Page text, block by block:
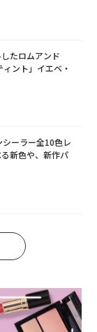
たロムアンド
ィント」イエベ・
シーラー全10色レ
新色や、新作パ